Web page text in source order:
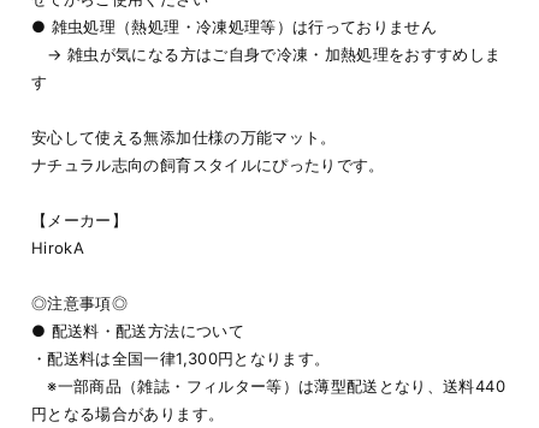
● 雑虫処理（熱処理・冷凍処理等）は行っておりません
→ 雑虫が気になる方はご自身で冷凍・加熱処理をおすすめしま
す
安心して使える無添加仕様の万能マット。
ナチュラル志向の飼育スタイルにぴったりです。
【メーカー】
HirokA
◎注意事項◎
● 配送料・配送方法について
・配送料は全国一律1,300円となります。
※一部商品（雑誌・フィルター等）は薄型配送となり、送料440
円となる場合があります。